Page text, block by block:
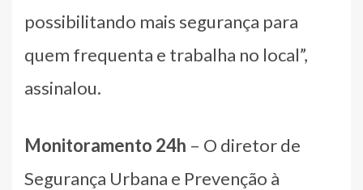
possibilitando mais segurança para
quem frequenta e trabalha no local”,
assinalou.
Monitoramento 24h – O diretor de
Segurança Urbana e Prevenção à